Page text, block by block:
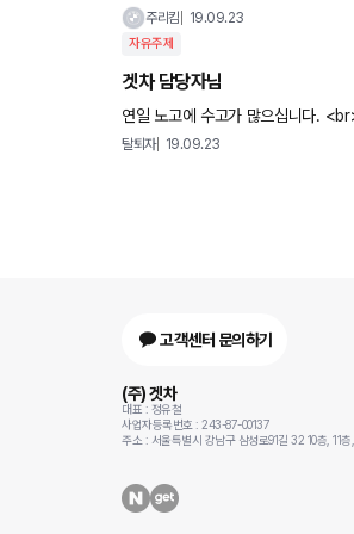
주리킴 19.09.23
자유주제
겟차 담당자님
연일 노고에 수고가 많으십니다.
있습니다. 견적도 1회 요청하였고 구
탈퇴자 19.09.23
고객센터 문의하기
(주) 겟차
대표 : 정유철
사업자등록번호 : 243-87-00137
주소 : 서울특별시 강남구 삼성로91길 32 10층, 11층